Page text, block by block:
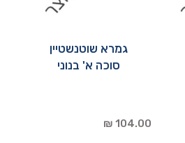
גמרא שוטנשטיין
סוכה א' בנוני
104.00 ₪